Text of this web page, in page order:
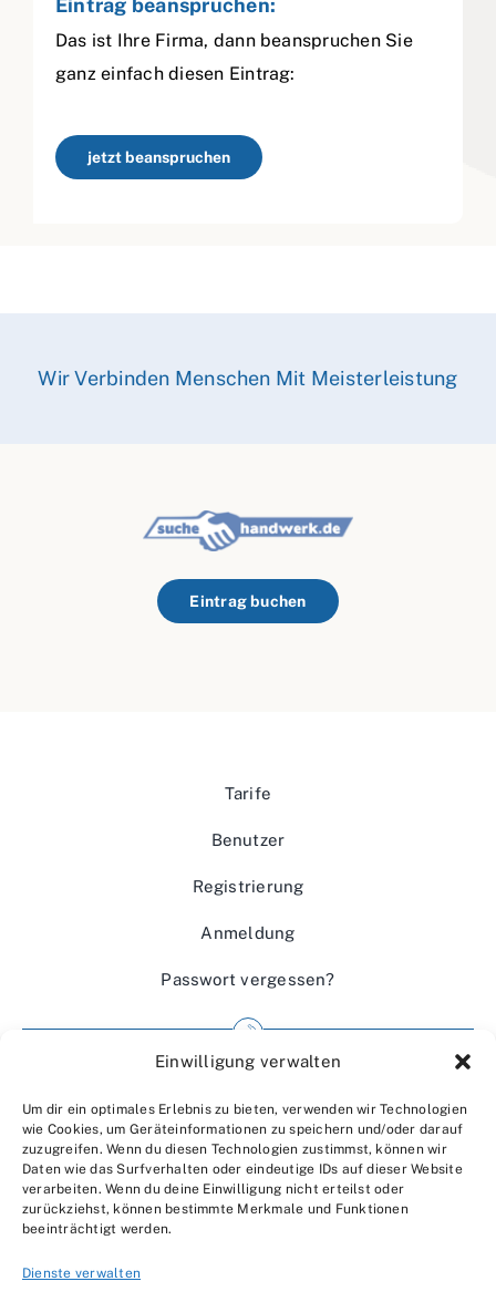
Einwilligung verwalten
Um dir ein optimales Erlebnis zu bieten, verwenden wir Technologien
wie Cookies, um Geräteinformationen zu speichern und/oder darauf
zuzugreifen. Wenn du diesen Technologien zustimmst, können wir
Daten wie das Surfverhalten oder eindeutige IDs auf dieser Website
verarbeiten. Wenn du deine Einwilligung nicht erteilst oder
zurückziehst, können bestimmte Merkmale und Funktionen
beeinträchtigt werden.
Dienste verwalten
Eintrag beanspruchen:
Das ist Ihre Firma, dann beanspruchen Sie
ganz einfach diesen Eintrag:
jetzt beanspruchen
Wir Verbinden Menschen Mit Meisterleistung
Eintrag buchen
Tarife
Benutzer
Registrierung
Anmeldung
Passwort vergessen?
Wir über uns
Kontakt
Datenschutzerklärung